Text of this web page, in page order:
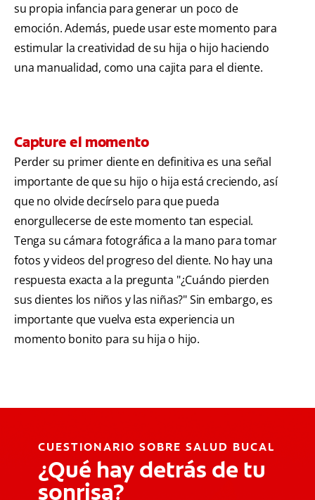
su propia infancia para generar un poco de
emoción. Además, puede usar este momento para
estimular la creatividad de su hija o hijo haciendo
una manualidad, como una cajita para el diente.
Capture el momento
Perder su primer diente en definitiva es una señal
importante de que su hijo o hija está creciendo, así
que no olvide decírselo para que pueda
enorgullecerse de este momento tan especial.
Tenga su cámara fotográfica a la mano para tomar
fotos y videos del progreso del diente. No hay una
respuesta exacta a la pregunta "¿Cuándo pierden
sus dientes los niños y las niñas?" Sin embargo, es
importante que vuelva esta experiencia un
momento bonito para su hija o hijo.
CUESTIONARIO SOBRE SALUD BUCAL
¿Qué hay detrás de tu
sonrisa?